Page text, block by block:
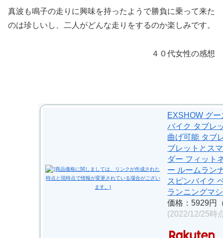
真波も鳴子の走りに興味を持ったようで勝負に乗って来た
のは珍しいし、二人がどんな走りをするのか楽しみです。
４０代女性の感想
EXSHOW グ
バイク タブレ
曲げ可能 タブ
ブレットとス
ダー フィット
ー ルームラン
スピンバイク
ランニングマ
価格：5929円
(2022/12/25時